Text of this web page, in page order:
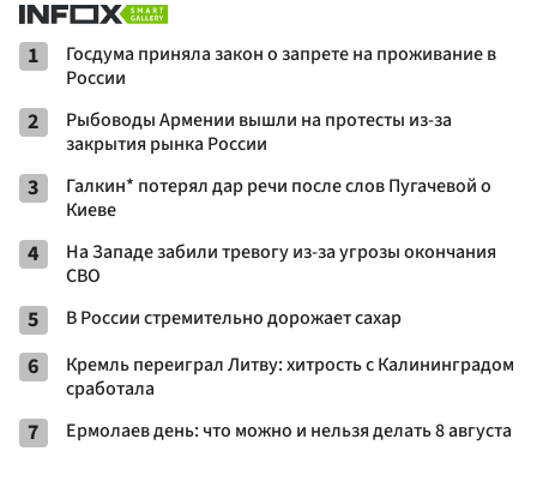
1
Госдума приняла закон о запрете на проживание в
России
2
Рыбоводы Армении вышли на протесты из-за
закрытия рынка России
3
Галкин* потерял дар речи после слов Пугачевой о
Киеве
4
На Западе забили тревогу из-за угрозы окончания
СВО
5 В России стремительно дорожает сахар
6
Кремль переиграл Литву: хитрость с Калининградом
сработала
7 Ермолаев день: что можно и нельзя делать 8 августа